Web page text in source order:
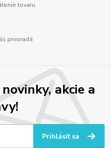
tovaru
prvoradá
akcie a
Prihlásiť sa